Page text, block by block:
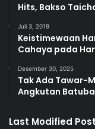
Hits, Bakso
Juli 3, 2019
Keistimewaan
Cahaya pada
Desember 30, 2025
Tak Ada Tawar-
Angkutan
Last Modified